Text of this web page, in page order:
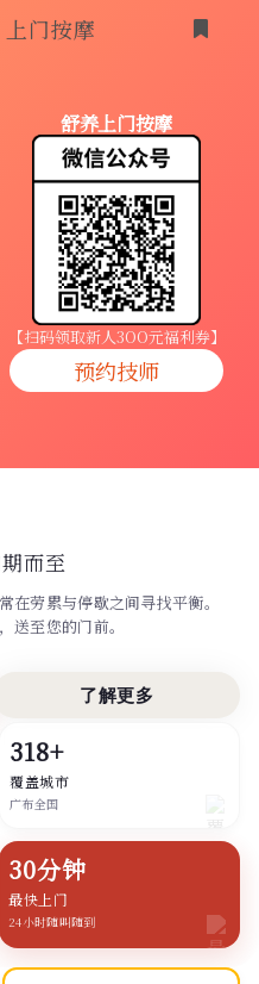
上门按摩
舒养上门按摩
【扫码领取新人3OO元福利券】
预约技师
而至
在劳累与停歇之间寻找平衡。
送至您的门前。
了解更多
318+
覆盖城市
广布全国
30分钟
最快上门
24小时随叫随到